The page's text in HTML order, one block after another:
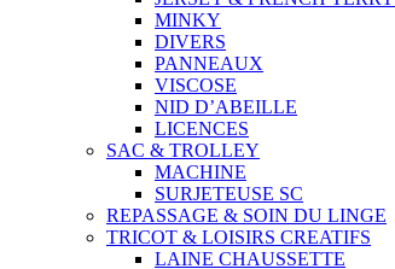
MINKY
DIVERS
PANNEAUX
VISCOSE
NID D’ABEILLE
LICENCES
SAC & TROLLEY
MACHINE
SURJETEUSE SC
REPASSAGE & SOIN DU LINGE
TRICOT & LOISIRS CREATIFS
LAINE CHAUSSETTE